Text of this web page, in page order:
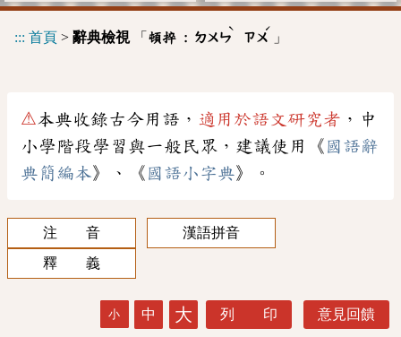
::: 首頁 > 辭典檢視「 頓捽 : ㄉㄨㄣ
ˋ
ㄗㄨ
ˊ
」
⚠本典收錄古今用語， 適用於語文研究者 ，中
小學階段學習與一般民眾，建議使用《 國語辭
典簡編本》、《 國語小字典》。
注 音
漢語拼音
釋 義
小 中 大 列 印 意見回饋